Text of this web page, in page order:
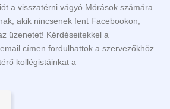
a visszatérni vágyó Mórások számára.
akik nincsenek fent Facebookon,
üzenetet! Kérdéseitekkel a
címen fordulhattok a szervezőkhöz.
kollégistáinkat a